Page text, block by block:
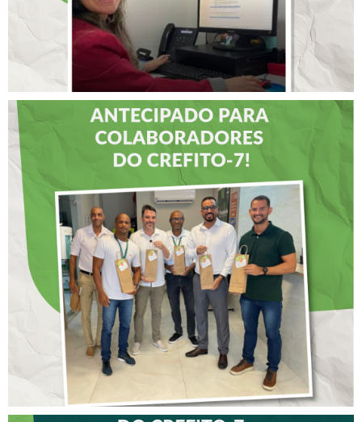
DIA DOS PAIS É
ANTECIPADO PARA
COLABORADORES DO
CREFITO-7